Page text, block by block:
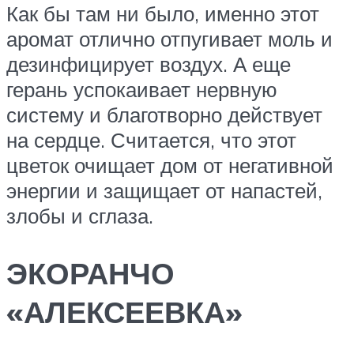
Как бы там ни было, именно этот
аромат отлично отпугивает моль и
дезинфицирует воздух. А еще
герань успокаивает нервную
систему и благотворно действует
на сердце. Считается, что этот
цветок очищает дом от негативной
энергии и защищает от напастей,
злобы и сглаза.
ЭКОРАНЧО
«АЛЕКСЕЕВКА»